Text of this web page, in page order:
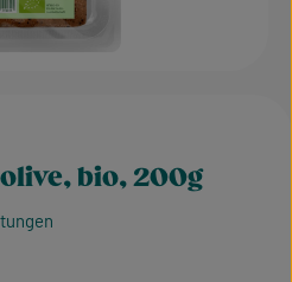
bio, 200g